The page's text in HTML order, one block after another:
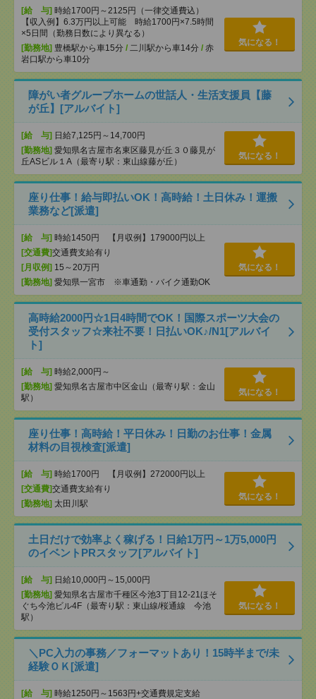
[給 与] 時給1700円～2125円（一律交通費込）
【収入例】6.3万円以上可能 時給1700円×7.5時間
×5日間（勤務日数により異なる）
[勤務地] 豊橋駅から車15分 / 二川駅から車14分 / 赤
岩口駅から車10分
気になる！
障がい者グループホームの世話人・生活支援員【藤
が丘】[アルバイト]
[給 与] 日給7,125円～14,700円
[勤務地] 愛知県名古屋市名東区藤見が丘３０藤見が
丘ASビル１A（最寄り駅：東山線藤が丘）
気になる！
座り仕事！給与即払いOK！高時給！土日休み！運搬
業務など[派遣]
[給 与] 時給1450円 【月収例】179000円以上
[交通費]交通費支給有り
[月収例] 15～20万円
[勤務地] 愛知県一宮市 ※車通勤・バイク通勤OK
気になる！
高時給2000円☆1日4時間でOK！国際スポーツ大会の
受付スタッフ☆来社不要！日払いOK♪/N1[アルバイ
ト]
[給 与] 時給2,000円～
[勤務地] 愛知県名古屋市中区金山（最寄り駅：金山
駅）
気になる！
座り仕事！高時給！平日休み！日勤のお仕事！金属
材料の目視検査[派遣]
[給 与] 時給1700円 【月収例】272000円以上
[交通費]交通費支給有り
[勤務地] 太田川駅
気になる！
土日だけで効率よく稼げる！日給1万円～1万5,000円
のイベントPRスタッフ[アルバイト]
[給 与] 日給10,000円～15,000円
[勤務地] 愛知県名古屋市千種区今池3丁目12-21ほそ
ぐち今池ビル4F（最寄り駅：東山線/桜通線 今池
駅）
気になる！
＼PC入力の事務／フォーマットあり！15時半まで/未
経験ＯＫ[派遣]
[給 与] 時給1250円～1563円+交通費規定支給